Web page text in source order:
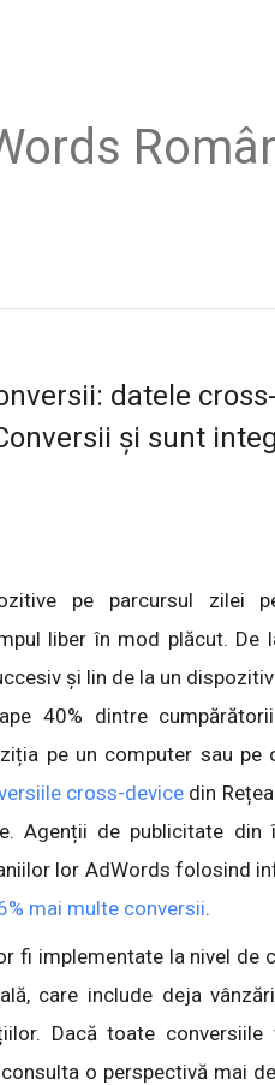
datele
și sunt
pe parcursul zilei
liber în mod plăcut. De
și lin de la un
40% dintre
pe un computer sau pe
cross-device din
Agenții de publicitate din
lor AdWords folosind
mai multe conversii.
fi implementate la nivel de
care include deja
Dacă toate conversiile
o perspectivă mai